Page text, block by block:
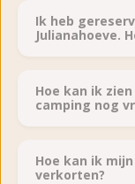
Ik heb
Julianahoeve.
Hoe kan ik
camping nog
Hoe kan ik
verkorten?